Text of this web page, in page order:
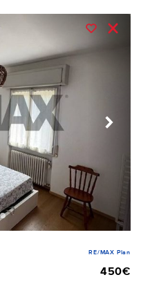
RE/MAX Plan
450€